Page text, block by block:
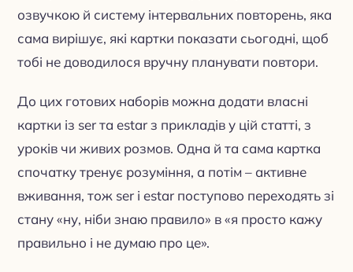
озвучкою й систему інтервальних повторень, яка
сама вирішує, які картки показати сьогодні, щоб
тобі не доводилося вручну планувати повтори.
До цих готових наборів можна додати власні
картки із ser та estar з прикладів у цій статті, з
уроків чи живих розмов. Одна й та сама картка
спочатку тренує розуміння, а потім – активне
вживання, тож ser і estar поступово переходять зі
стану «ну, ніби знаю правило» в «я просто кажу
правильно і не думаю про це».